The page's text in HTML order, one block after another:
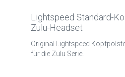
Lightspeed Standard-
Zulu-Headset
Original Lightspeed
für die Zulu Serie.